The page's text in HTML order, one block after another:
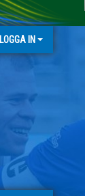
LOGGA IN